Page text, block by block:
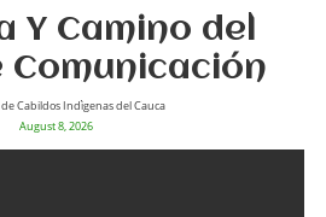
Y Camino del
Comunicación
Cabildos Indìgenas del Cauca
August 8, 2026